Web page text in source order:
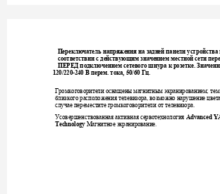
Переключатель напряжения на задней панели устройства
соответствии с действующим значением местной сети
ПЕРЕД подключением сетевого шнура к розетке .
120/220-240 В перем . тока , 50/60 Гц
Громкоговорители оснащены магнитным экранированием; тем
близкого расположения телевизора, возможно нарушение цвета
случае переместите громкоговорители от телевизора.
Усовершенствованная активная сервотехнология Advanced
Technology Магнитное экранированиe.